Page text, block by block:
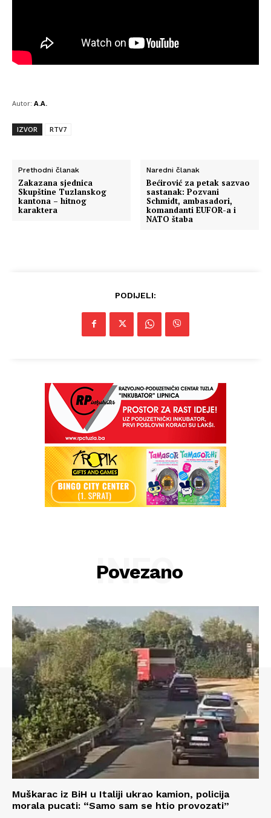
Autor: A.A.
IZVOR RTV7
Prethodni članak
Zakazana sjednica
Skupštine Tuzlanskog
kantona – hitnog
karaktera
Naredni članak
Bećirović za petak sazvao
sastanak: Pozvani
Schmidt, ambasadori,
komandanti EUFOR-a i
NATO štaba
PODIJELI:
Povezano
INFO
Muškarac iz BiH u Italiji ukrao kamion, policija
morala pucati: “Samo sam se htio provozati”